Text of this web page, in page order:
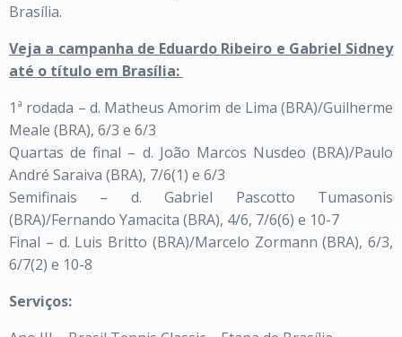
Brasília.
Veja a campanha de Eduardo Ribeiro e Gabriel Sidney
até o título em Brasília:
1ª rodada – d. Matheus Amorim de Lima (BRA)/Guilherme
Meale (BRA), 6/3 e 6/3
Quartas de final – d. João Marcos Nusdeo (BRA)/Paulo
André Saraiva (BRA), 7/6(1) e 6/3
Semifinais – d. Gabriel Pascotto Tumasonis
(BRA)/Fernando Yamacita (BRA), 4/6, 7/6(6) e 10-7
Final – d. Luis Britto (BRA)/Marcelo Zormann (BRA), 6/3,
6/7(2) e 10-8
Serviços: